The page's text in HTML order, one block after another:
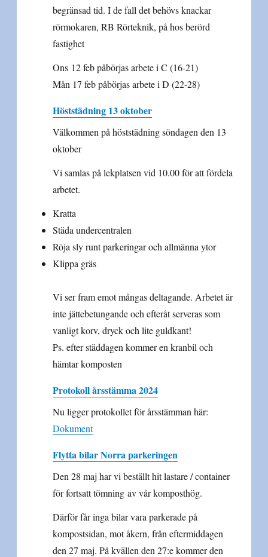
begränsad tid. I de fall det behövs knackar
rörmokaren, RB Rörteknik, på hos berörd
fastighet
Ons 12 feb påbörjas arbete i C (16-21)
Mån 17 feb påbörjas arbete i D (22-28)
Höststädning 13 oktober
Välkommen på höststädning söndagen den 13
oktober
Vi samlas på lekplatsen vid 10.00 för att fördela
arbetet.
Kratta
Städa undercentralen
Röja sly runt parkeringar och allmänna ytor
Klippa gräs
Vi ser fram emot mångas deltagande. Arbetet är
inte jättebetungande och efteråt serveras som
vanligt korv, dryck och lite guldkant!
Ps. efter städdagen kommer en kranbil och
hämtar komposten
Protokoll årsstämma 2024
Nu ligger protokollet för årsstämman här:
Dokument
Flytta bilar Norra parkeringen
Den 28 maj har vi beställt hit lastare / container
för fortsatt tömning av vår komposthög.
Därför får inga bilar vara parkerade på
kompostsidan, mot åkern, från eftermiddagen
den 27 maj. På kvällen den 27:e kommer den